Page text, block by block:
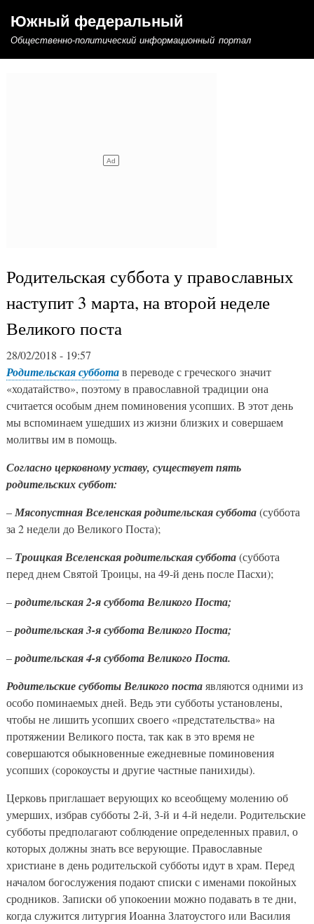
к
основному
содержанию
Южный федеральный
Общественно-политический информационный портал
Родительская суббота у православных
наступит 3 марта, на второй неделе
Великого поста
28/02/2018 - 19:57
Родительская субботав переводе с греческого значит
«ходатайство», поэтому в православной традиции она
считается особым днем поминовения усопших. В этот день
мы вспоминаем ушедших из жизни близких и совершаем
молитвы им в помощь.
Согласно церковному уставу, существует пять
родительских суббот:
–Мясопустная Вселенская родительская суббота(суббота
за 2 недели до Великого Поста);
– Троицкая Вселенская родительская суббота(суббота
перед днем Святой Троицы, на 49-й день после Пасхи);
–родительская 2-я суббота Великого Поста;
–родительская 3-я суббота Великого Поста;
–родительская 4-я суббота Великого Поста.
Родительские субботы Великого постаявляются одними из
особо поминаемых дней. Ведь эти субботы установлены,
чтобы не лишить усопших своего «предстательства» на
протяжении Великого поста, так как в это время не
совершаются обыкновенные ежедневные поминовения
усопших (сорокоусты и другие частные панихиды).
Церковь приглашает верующих ко всеобщему молению об
умерших, избрав субботы 2-й, 3-й и 4-й недели. Родительские
субботы предполагают соблюдение определенных правил, о
которых должны знать все верующие. Православные
христиане в день родительской субботы идут в храм. Перед
началом богослужения подают списки с именами покойных
сродников. Записки об упокоении можно подавать в те дни,
когда служится литургия Иоанна Златоустого или Василия